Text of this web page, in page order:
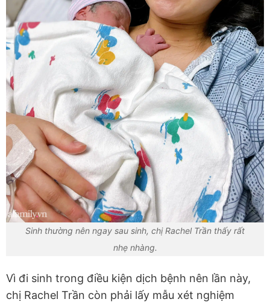
Sinh thường nên ngay sau sinh, chị Rachel Trần thấy rất
nhẹ nhàng.
Vì đi sinh trong điều kiện dịch bệnh nên lần này,
chị Rachel Trần còn phải lấy mẫu xét nghiệm